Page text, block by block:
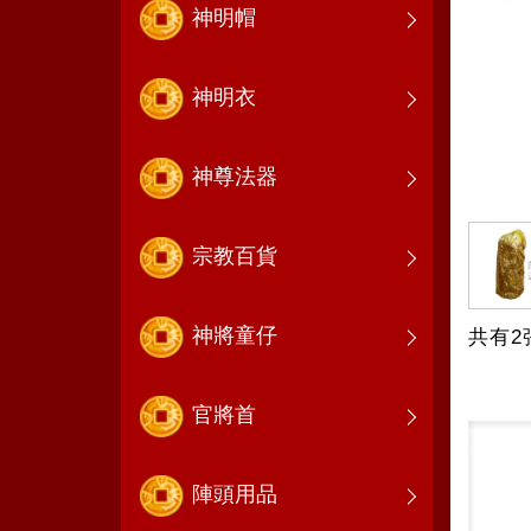
神明帽
神明衣
神尊法器
宗教百貨
神將童仔
官將首
陣頭用品
共有2